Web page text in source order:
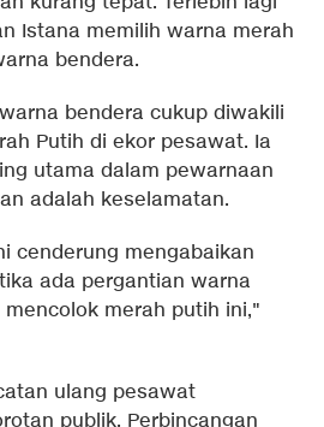
Istana memilih warna merah
bendera.
bendera cukup diwakili
Putih di ekor pesawat. Ia
utama dalam pewarnaan
adalah keselamatan.
cenderung mengabaikan
ada pergantian warna
merah putih ini,"
ulang pesawat